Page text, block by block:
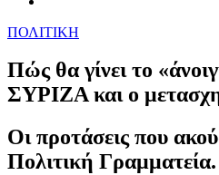
ΠΟΛΙΤΙΚΗ
Πώς θα γίνει το
ΣΥΡΙΖΑ και ο
Οι προτάσεις που
Πολιτική Γραμματεία.